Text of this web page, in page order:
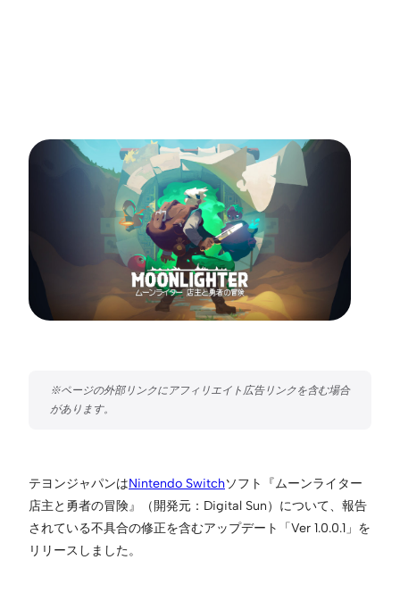
テヨンジャパンはNintendo Switchソフト『ムーンライター
店主と勇者の冒険』（開発元：Digital Sun）について、報告
されている不具合の修正を含むアップデート「Ver 1.0.0.1」を
リリースしました。